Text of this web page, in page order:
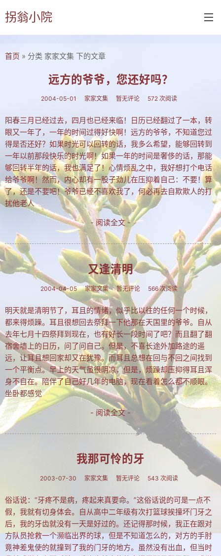
拐翁小院
首页
诗书画
诗词
书画
摄影
付佑平诗集
拐翁诗集
张铁民诗集
文集楹联
文集
楹联
潘正伯文集
拐翁文集
月荷文集
冰雪文集
谢炳城文集
牟艳芬文集
心语文集
家家文集
趣闻轶事
建站相关
电脑旧事
拐翁与媒体
吉林大地
首页 » 分类 家家文集 下的文章
远方的爷爷，您还好吗？
2004-05-01 家家文集 暂无评论 572 次阅读
阳春三月已经过去，四月也已经来临！日历已经翻过了一本，转
眼又一年了，一年的时间过得好快啊！远方的爷爷，不知道您过
得是否还好？如果时光可以回转的话，我多么希望，能够回转到
一年以前那段快乐的时光啊！如果一年的时间是奢侈的话，那能
够回转半年的话，我也满足了！心情烦乱之中，我好想打个电话
给爷爷啊！然而，内心却有一股子劲儿在压抑着自己：不要！算
了，还是不要吧！爷爷已经不喜欢我了，何必再去自欺欺人的打
扰他老人
- 阅读全文 -
又逢清明
2004-04-05 家家文集 暂无评论 566 次阅读
明天就是清明节了，耳且的情绪，似乎比以往的任何一个时候，
都来得烦躁。耳且很想回去祭拜一下他那在天国里的爷爷。自从
去年七月十四祭拜到现在，也有好长一段时间了吧？而且翻了翻
宿舍墙上的日历，问了问自己。但是，不喜长途外加路途的遥
远，让耳且想回家却又在犹豫。而耳且总想在回与不回之间找到
一个平衡点。早上的天气虽很阴凉，但是，烦躁却压抑得耳且浑
身不自在。陪伴了自己好几年的电脑，现在看着怎么都不顺眼。
坐卧都感觉
- 阅读全文 -
我那可怜的牙
2003-07-30 家家文集 暂无评论 543 次阅读
俗话说：“牙疼不是病，疼起来真要命。”这俗话说的可是一点不
假，我就有切身体会。自从高中二年级有次打篮球挨撞坏门牙之
后，我的牙齿就没有一天是好过的。还记得那时候，我正在跟对
方队员抢救一个濒临出界的球，但是不知道怎么的，对方的手肘
竟神差鬼使的就撞到了我的门牙的地方。虽然没有出血，但当时